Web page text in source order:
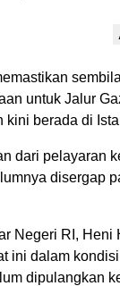
untuk Jalur
berada di
dari pelayaran
disergap
Negeri RI, Heni
ini dalam
dipulangkan